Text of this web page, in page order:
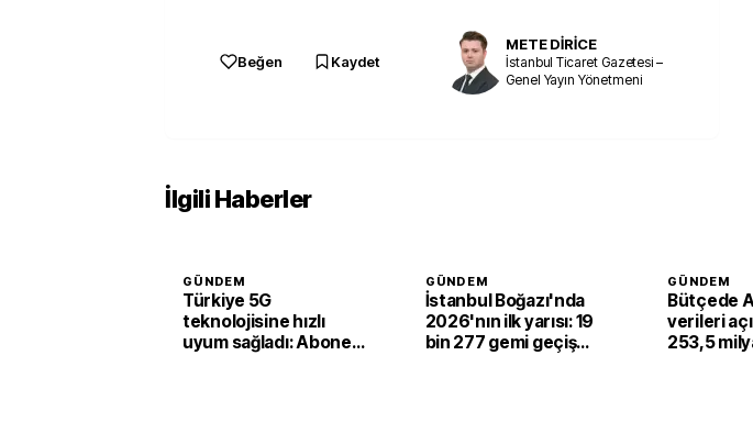
Beğen Kaydet
METE DİRİCE
İstanbul Ticaret Gazetesi –
Genel Yayın Yönetmeni
İlgili Haberler
GÜNDEM
Türkiye 5G
teknolojisine hızlı
uyum sağladı: Abone
GÜNDEM
İstanbul Boğazı'nda
2026'nın ilk yarısı: 19
bin 277 gemi geçiş
GÜNDEM
Bütçede
verileri
253,5